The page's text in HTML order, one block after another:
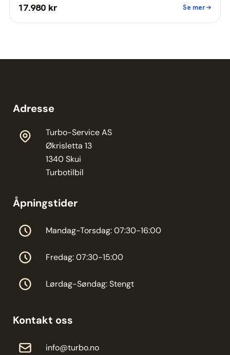
17.980 kr Se mer
Adresse
Turbo-Service AS
Økrisletta 13
1340 Skui
Turbotilbil
Åpningstider
Mandag-Torsdag: 07:30-16:00
Fredag: 07:30-15:00
Lørdag-Søndag: Stengt
Kontakt oss
info@turbo.no